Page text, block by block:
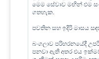
මෙම සේවාව මඟින් එම
ගතහැක.
පවතින සහ ඉදිරි මාසය
බංගලාව පරිහරනයේදී
පනවා ඇති අතර එය